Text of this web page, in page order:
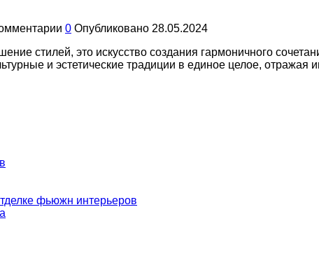
0 Опубликовано 28.05.2024
стилей, это искусство создания гармоничного
и эстетические традиции в единое целое, отражая
фьюжн интерьеров